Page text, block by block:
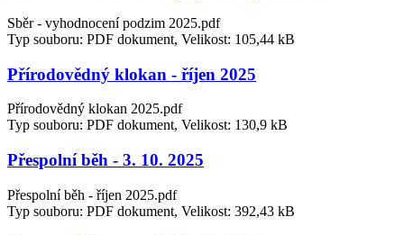
Sběr - vyhodnocení podzim 2025.pdf
Typ souboru: PDF dokument, Velikost: 105,44 kB
Přírodovědný klokan - říjen 2025
Přírodovědný klokan 2025.pdf
Typ souboru: PDF dokument, Velikost: 130,9 kB
Přespolní běh - 3. 10. 2025
Přespolní běh - říjen 2025.pdf
Typ souboru: PDF dokument, Velikost: 392,43 kB